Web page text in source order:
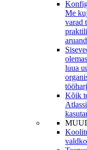
Me
varad
luua
Kõik